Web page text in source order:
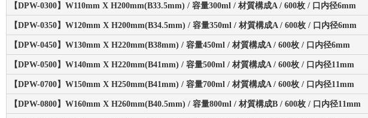
【DPW-0300】W110mm X H200mm(B33.5mm) / 容量300ml / 材質構成A / 600枚 / 口内径6mm
【DPW-0350】W120mm X H200mm(B34.5mm) / 容量350ml / 材質構成A / 600枚 / 口内径6mm
【DPW-0450】W130mm X H220mm(B38mm) / 容量450ml / 材質構成A / 600枚 / 口内径6mm
【DPW-0500】W140mm X H220mm(B41mm) / 容量500ml / 材質構成A / 600枚 / 口内径11mm
【DPW-0700】W150mm X H250mm(B41mm) / 容量700ml / 材質構成A / 600枚 / 口内径11mm
【DPW-0800】W160mm X H260mm(B40.5mm) / 容量800ml / 材質構成B / 600枚 / 口内径11mm